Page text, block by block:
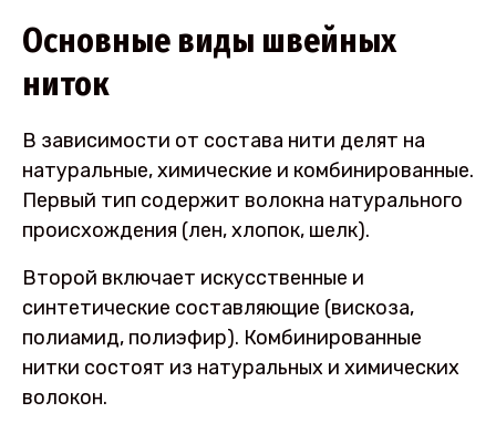
Основные виды швейных
ниток
В зависимости от состава нити делят на
натуральные, химические и комбинированные.
Первый тип содержит волокна натурального
происхождения (лен, хлопок, шелк).
Второй включает искусственные и
синтетические составляющие (вискоза,
полиамид, полиэфир). Комбинированные
нитки состоят из натуральных и химических
волокон.